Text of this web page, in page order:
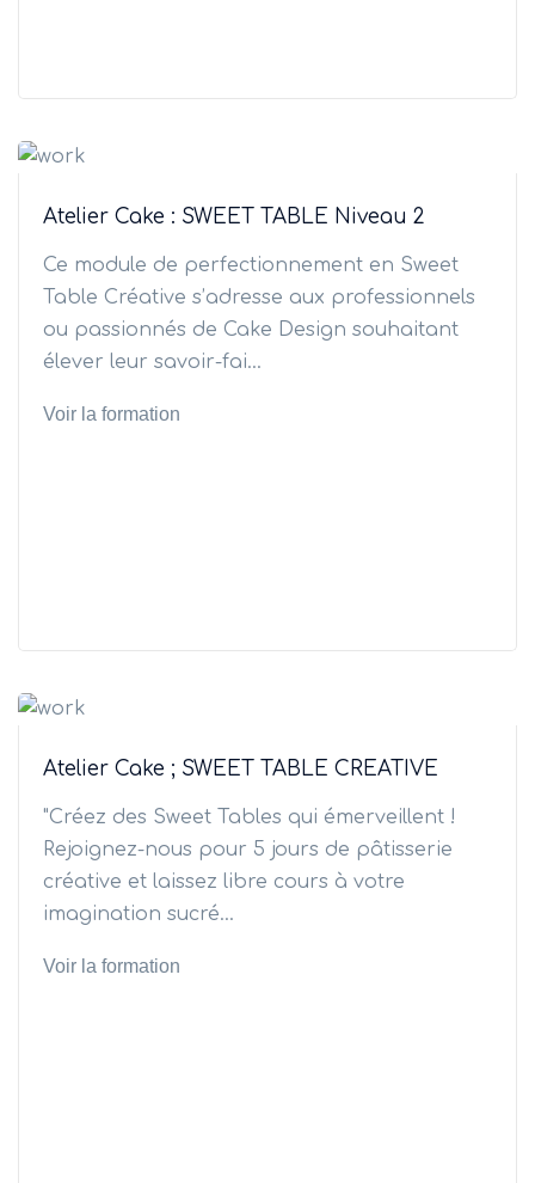
Atelier Cake : SWEET TABLE Niveau 2
Ce module de perfectionnement en Sweet
Table Créative s’adresse aux professionnels
ou passionnés de Cake Design souhaitant
élever leur savoir-fai...
Voir la formation
Atelier Cake ; SWEET TABLE CREATIVE
"Créez des Sweet Tables qui émerveillent !
Rejoignez-nous pour 5 jours de pâtisserie
créative et laissez libre cours à votre
imagination sucré...
Voir la formation